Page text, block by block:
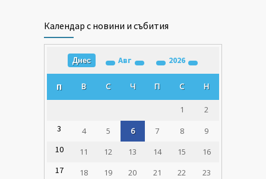
Календар с новини и събития
Днес Авг 2026
П В С Ч П С Н
1
2
3
4 5 6 7 8
9
10
11 12 13 14 15
16
17
18 19 20 21 22
23